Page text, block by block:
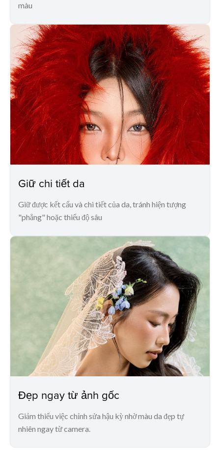
màu
Giữ chi tiết da
Giữ được kết cấu và chi tiết của da, tránh hiện tượng
"phẳng" hoặc thiếu độ sâu
Đẹp ngay từ ảnh gốc
Giảm thiểu việc chỉnh sửa hậu kỳ nhờ màu da đẹp tự
nhiên ngay từ camera.